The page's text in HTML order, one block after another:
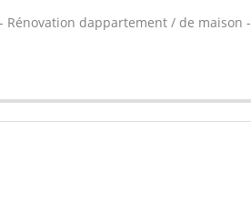
Rénovation dappartement / de maison -